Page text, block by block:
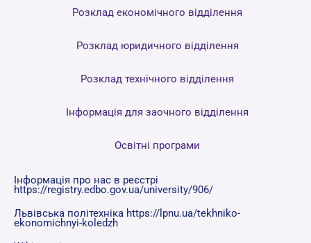
Розклад економічного відділення
Розклад юридичного відділення
Розклад технічного відділення
Інформація для заочного відділення
Освітні програми
Інформація про нас в реєстрі
https://registry.edbo.gov.ua/university/906/
Львівська політехніка https://lpnu.ua/tekhniko-
ekonomichnyi-koledzh